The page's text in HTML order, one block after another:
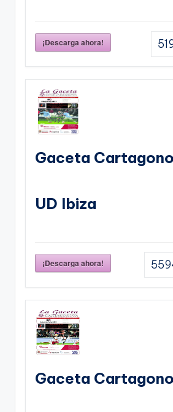
¡Descarga ahora!
Gaceta
UD Ibiza
¡Descarga ahora!
Gaceta